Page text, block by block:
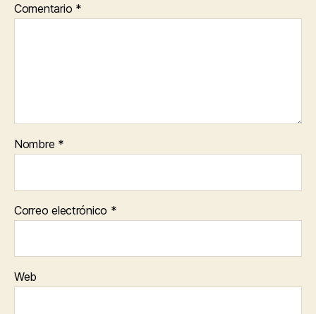
Comentario *
Nombre *
Correo electrónico *
Web